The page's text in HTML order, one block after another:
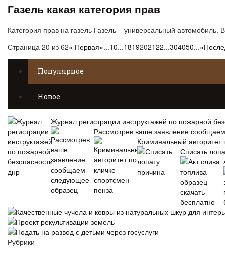
Газель какая категория прав
Категория прав на газель Газель – универсальный
Страница 20 из 62« Первая«...10...1819202122...304050...»
Популярное
Новое
Журнал регистрации инструктажей по пожарной
Рассмотрев ваше заявление
Криминальный авторитет
Списать
Качественные чучела и ковры из натуральных шкур для
Проект рекультивации земель
Подать на развод с детьми через госуслуги
Рубрики